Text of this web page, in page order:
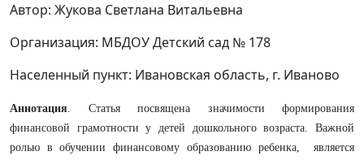
Автор: Жукова Светлана Витальевна
Организация: МБДОУ Детский сад № 178
Населенный пункт: Ивановская область, г. Иваново
Аннотация. Статья посвящена значимости формирования
финансовой грамотности у детей дошкольного возраста. Важной
ролью в обучении финансовому образованию ребенка, является